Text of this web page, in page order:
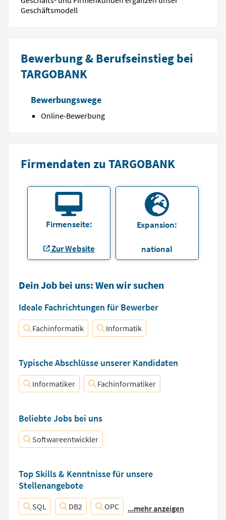
Geschäftsmodell
Bewerbung & Berufseinstieg bei
TARGOBANK
Bewerbungswege
Online-Bewerbung
Firmendaten zu TARGOBANK
Firmenseite:
Zur Website
Expansion:
national
Dein Job bei uns: Wen wir suchen
Ideale Fachrichtungen für Bewerber
Fachinformatik Informatik
Typische Abschlüsse unserer Kandidaten
Informatiker Fachinformatiker
Beliebte Jobs bei uns
Softwareentwickler
Top Skills & Kenntnisse für unsere
Stellenangebote
SQL DB2 OPC ...mehr anzeigen